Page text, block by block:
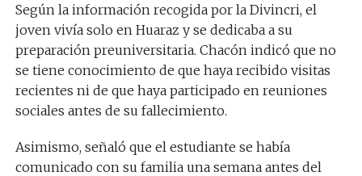
Según la información recogida por la Divincri, el
joven vivía solo en Huaraz y se dedicaba a su
preparación preuniversitaria. Chacón indicó que no
se tiene conocimiento de que haya recibido visitas
recientes ni de que haya participado en reuniones
sociales antes de su fallecimiento.
Asimismo, señaló que el estudiante se había
comunicado con su familia una semana antes del